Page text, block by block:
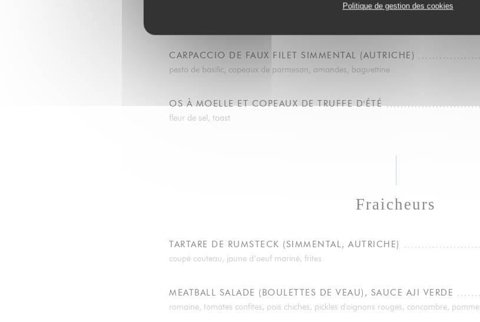
Politique de gestion des cookies
CARPACCIO DE FAUX FILET SIMMENTAL (AUTRICHE)
pesto de basilic, copeaux de parmesan, amandes, baguettine
OS À MOELLE ET COPEAUX DE TRUFFE D'ÉTÉ
fleur de sel, toast
Fraicheurs
TARTARE DE RUMSTECK (SIMMENTAL, AUTRICHE)
coupé couteau, jaune d’oeuf mariné, frites
MEATBALL SALADE (BOULETTES DE VEAU), SAUCE AJI VERDE
romaine, tomates confites, pois chiches, pickles d'oignons rouges, concombre, pomme